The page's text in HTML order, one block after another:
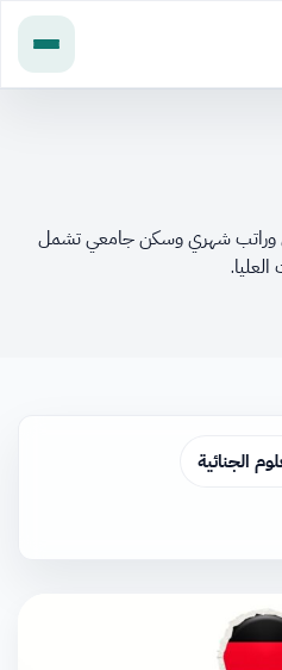
وراتب شهري وسكن جامعي تشمل
الجنائية